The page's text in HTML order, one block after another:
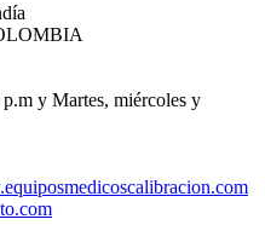
y Martes, miércoles y